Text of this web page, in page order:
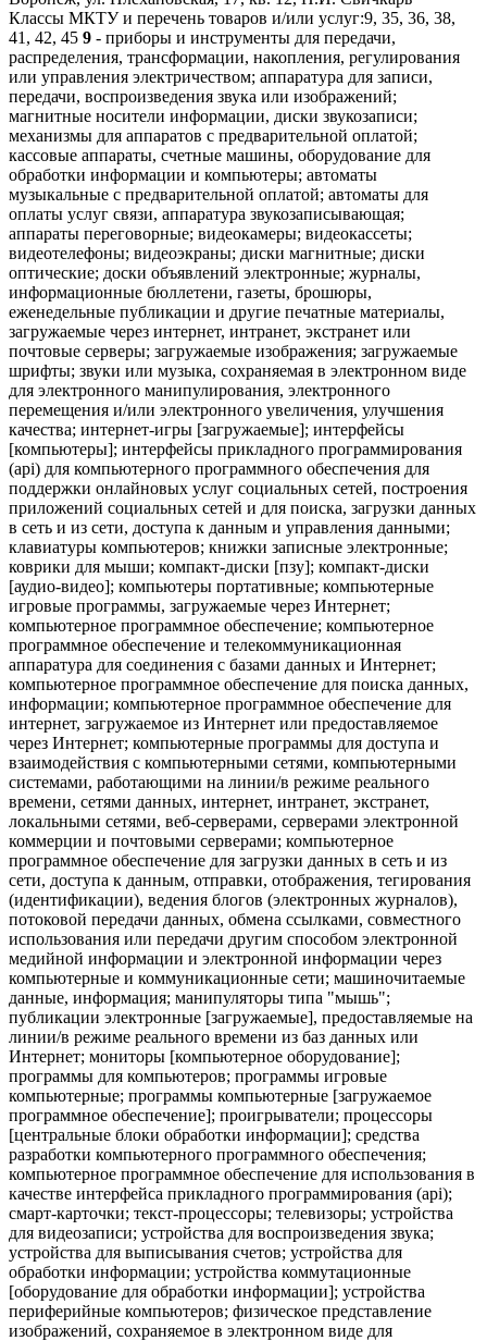
Классы МКТУ и перечень товаров и/или услуг:9, 35, 36, 38,
41, 42, 45 9 - приборы и инструменты для передачи,
распределения, трансформации, накопления, регулирования
или управления электричеством; аппаратура для записи,
передачи, воспроизведения звука или изображений;
магнитные носители информации, диски звукозаписи;
механизмы для аппаратов с предварительной оплатой;
кассовые аппараты, счетные машины, оборудование для
обработки информации и компьютеры; автоматы
музыкальные с предварительной оплатой; автоматы для
оплаты услуг связи, аппаратура звукозаписывающая;
аппараты переговорные; видеокамеры; видеокассеты;
видеотелефоны; видеоэкраны; диски магнитные; диски
оптические; доски объявлений электронные; журналы,
информационные бюллетени, газеты, брошюры,
еженедельные публикации и другие печатные материалы,
загружаемые через интернет, интранет, экстранет или
почтовые серверы; загружаемые изображения; загружаемые
шрифты; звуки или музыка, сохраняемая в электронном виде
для электронного манипулирования, электронного
перемещения и/или электронного увеличения, улучшения
качества; интернет-игры [загружаемые]; интерфейсы
[компьютеры]; интерфейсы прикладного программирования
(api) для компьютерного программного обеспечения для
поддержки онлайновых услуг социальных сетей, построения
приложений социальных сетей и для поиска, загрузки данных
в сеть и из сети, доступа к данным и управления данными;
клавиатуры компьютеров; книжки записные электронные;
коврики для мыши; компакт-диски [пзу]; компакт-диски
[аудио-видео]; компьютеры портативные; компьютерные
игровые программы, загружаемые через Интернет;
компьютерное программное обеспечение; компьютерное
программное обеспечение и телекоммуникационная
аппаратура для соединения с базами данных и Интернет;
компьютерное программное обеспечение для поиска данных,
информации; компьютерное программное обеспечение для
интернет, загружаемое из Интернет или предоставляемое
через Интернет; компьютерные программы для доступа и
взаимодействия с компьютерными сетями, компьютерными
системами, работающими на линии/в режиме реального
времени, сетями данных, интернет, интранет, экстранет,
локальными сетями, веб-серверами, серверами электронной
коммерции и почтовыми серверами; компьютерное
программное обеспечение для загрузки данных в сеть и из
сети, доступа к данным, отправки, отображения, тегирования
(идентификации), ведения блогов (электронных журналов),
потоковой передачи данных, обмена ссылками, совместного
использования или передачи другим способом электронной
медийной информации и электронной информации через
компьютерные и коммуникационные сети; машиночитаемые
данные, информация; манипуляторы типа "мышь";
публикации электронные [загружаемые], предоставляемые на
линии/в режиме реального времени из баз данных или
Интернет; мониторы [компьютерное оборудование];
программы для компьютеров; программы игровые
компьютерные; программы компьютерные [загружаемое
программное обеспечение]; проигрыватели; процессоры
[центральные блоки обработки информации]; средства
разработки компьютерного программного обеспечения;
компьютерное программное обеспечение для использования в
качестве интерфейса прикладного программирования (api);
смарт-карточки; текст-процессоры; телевизоры; устройства
для видеозаписи; устройства для воспроизведения звука;
устройства для выписывания счетов; устройства для
обработки информации; устройства коммутационные
[оборудование для обработки информации]; устройства
периферийные компьютеров; физическое представление
изображений, сохраняемое в электронном виде для